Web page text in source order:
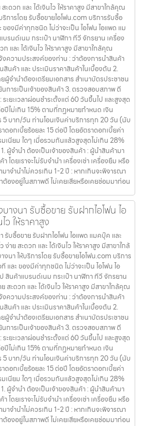
ะดวก และ ได้เงินไว ให้ราคาสูง มีสาขาใกล้คุณ
การโดย รับซื้อขายไอโฟน.com บริการรับซื้อ
องมีค่าทุกชนิด ไม่ว่าจะเป็น ไอโฟน ไอแพด แม
รนด์เนม กระเป๋า นาฬิกา ทีวี จักรยาน เครื่อง
ก และ ได้เงินไว ให้ราคาสูง มีสาขาใกล้คุณ
จ้งความประสงค์ของท่าน : ว่าต้องการนำสินค้า
นค้า และ ประเมินราคาสินค้าในเบื้องต้น 2.
จำนำต้องเตรียมเอกสาร สำเนาบัตรประชาชน
นการเป็นเจ้าของสินค้า 3. ตรวจสอบสภาพ ตี
ะยะเวลาผ่อนชำระตั้งแต่ 60 วันขึ้นไป และสูงสุด
ปีไม่เกิน 15% ตามที่กฏหมายกำหนด เงิน
5 บาท/วัน ท่านโอนเงินค่าบริการทุก 20 วัน (นับ
ดอกเบี้ยร้อยละ 15 ต่อปี โดยอัตราดอกเบี้ยค่า
เนียม ใดๆ เมื่อรวมกันแล้วสูงสุดไม่เกิน 28%
ผู้จำนำ ต้องเป็นเจ้าของสินค้า : ผู้นำสินค้ามา
โดยเราจะไม่รับจำนำ เครื่องเช่า เครื่องยืม หรือ
าจำนำไม่ควรเกิน 1-2 ปี : หากเกินจะพิจารณา
ต้องอยู่ในสภาพดี ไม่เคยเสียหรือเคยซ่อมมาก่อน
างนา รับซื้อขาย รับฝากไอโฟน ไอ
ว ให้ราคาสูง
รับซื้อขาย รับฝากไอโฟน ไอแพด แมคบุ๊ค และ
าย สะดวก และ ได้เงินไว ให้ราคาสูง มีสาขาใกล้
นา ให้บริการโดย รับซื้อขายไอโฟน.com บริการ
และ ของมีค่าทุกชนิด ไม่ว่าจะเป็น ไอโฟน ไอ
นค้าแบรนด์เนม กระเป๋า นาฬิกา ทีวี จักรยาน
สะดวก และ ได้เงินไว ให้ราคาสูง มีสาขาใกล้คุณ
จ้งความประสงค์ของท่าน : ว่าต้องการนำสินค้า
นค้า และ ประเมินราคาสินค้าในเบื้องต้น 2.
จำนำต้องเตรียมเอกสาร สำเนาบัตรประชาชน
นการเป็นเจ้าของสินค้า 3. ตรวจสอบสภาพ ตี
ะยะเวลาผ่อนชำระตั้งแต่ 60 วันขึ้นไป และสูงสุด
ปีไม่เกิน 15% ตามที่กฏหมายกำหนด เงิน
5 บาท/วัน ท่านโอนเงินค่าบริการทุก 20 วัน (นับ
ดอกเบี้ยร้อยละ 15 ต่อปี โดยอัตราดอกเบี้ยค่า
เนียม ใดๆ เมื่อรวมกันแล้วสูงสุดไม่เกิน 28%
ผู้จำนำ ต้องเป็นเจ้าของสินค้า : ผู้นำสินค้ามา
โดยเราจะไม่รับจำนำ เครื่องเช่า เครื่องยืม หรือ
าจำนำไม่ควรเกิน 1-2 ปี : หากเกินจะพิจารณา
ต้องอยู่ในสภาพดี ไม่เคยเสียหรือเคยซ่อมมาก่อน